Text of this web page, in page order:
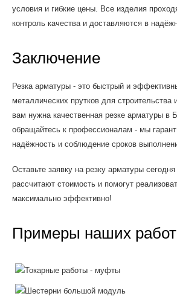
условия и гибкие цены. Все изделия
контроль качества и доставляются в
Заключение
Резка арматуры - это быстрый и
металлических прутков для строительства
вам нужна качественная резке арматуры в
обращайтесь к профессионалам - мы
надёжность и соблюдение сроков
Оставьте заявку на резку арматуры
рассчитают стоимость и помогут
максимально эффективно!
Примеры наших работ